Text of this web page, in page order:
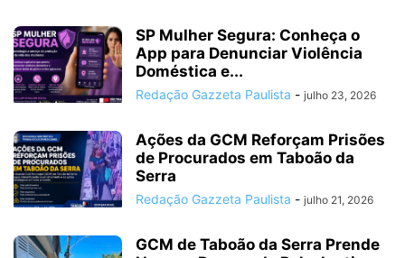
SP Mulher Segura: Conheça o
App para Denunciar Violência
Doméstica e...
Redação Gazzeta Paulista - julho 23, 2026
Ações da GCM Reforçam Prisões
de Procurados em Taboão da
Serra
Redação Gazzeta Paulista - julho 21, 2026
GCM de Taboão da Serra Prende